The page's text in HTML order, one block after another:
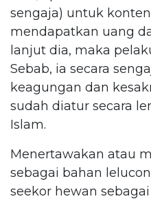
sengaja) untuk
mendapatkan uang
lanjut dia, maka
Sebab, ia secara
keagungan dan
sudah diatur secara
Islam.
Menertawakan atau
sebagai bahan
seekor hewan